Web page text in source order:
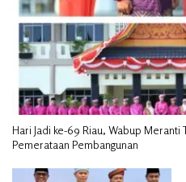
Hari Jadi ke-69 Riau, Wabup Meranti
Pemerataan Pembangunan